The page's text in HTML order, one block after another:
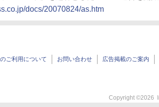
docs/20070824/as.htm
ご利用について お問い合わせ 広告掲載のご案内
Copyright ©2026